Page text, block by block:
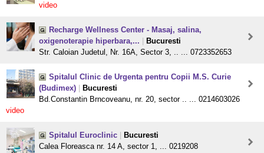
video
Recharge Wellness Center - Masaj, salina,
oxigenoterapie hiperbara,...
Bucuresti
Str. Caloian Judetul, Nr. 16A, Sector 3, .. ... 0723352653
Spitalul Clinic de Urgenta pentru Copii M.S. Curie
(Budimex)
Bucuresti
Bd.Constantin Brncoveanu, nr. 20, sector .. ... 0214603026
video
Spitalul Euroclinic
Bucuresti
Calea Floreasca nr. 14 A, sector 1, ... 0219208